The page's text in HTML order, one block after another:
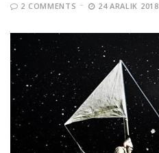
2 COMMENTS 24 ARALIK 2018